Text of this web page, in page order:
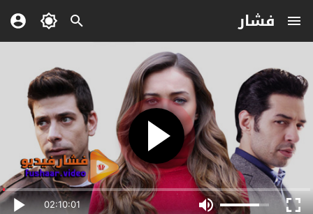
فشار
02:10:01